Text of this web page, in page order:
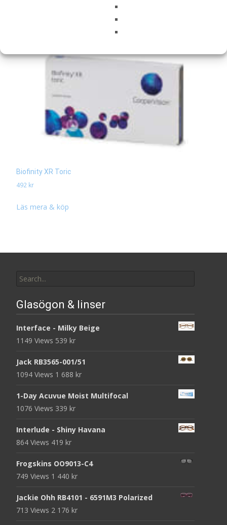
Biofinity XR Toric
492 kr
Läs mera & köp
for:
Glasögon & linser
Interface - Milky Beige
1149 Views 539 kr
Jack RB3565-001/51
1094 Views 1 688 kr
1-Day Acuvue Moist Multifocal
1076 Views 339 kr
Interlude - Shiny Havana
864 Views 419 kr
Frogskins OO9013-C4
749 Views 1 440 kr
Jackie Ohh RB4101 - 6591M3 Polarized
713 Views 2 176 kr